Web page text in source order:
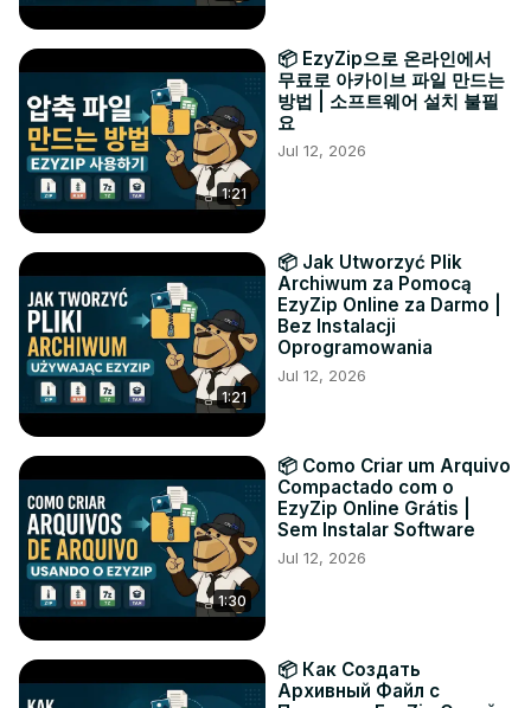
1:21
📦 EzyZip으로 온라인에서
무료로 아카이브 파일 만드는
방법 | 소프트웨어 설치 불필
요
Jul 12, 2026
1:21
📦 Jak Utworzyć Plik
Archiwum za Pomocą
EzyZip Online za Darmo |
Bez Instalacji
Oprogramowania
Jul 12, 2026
1:30
📦 Como Criar um Arquivo
Compactado com o
EzyZip Online Grátis |
Sem Instalar Software
Jul 12, 2026
📦 Как Создать
Архивный Файл с